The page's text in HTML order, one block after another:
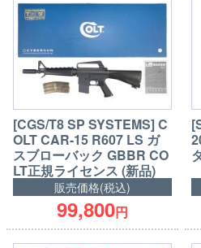
[CGS/T8 SP SYSTEMS] C
OLT CAR-15 R607 LS ガ
スブローバック GBBR CO
LT正規ライセンス (新品)
販売価格(税込)
99,800円